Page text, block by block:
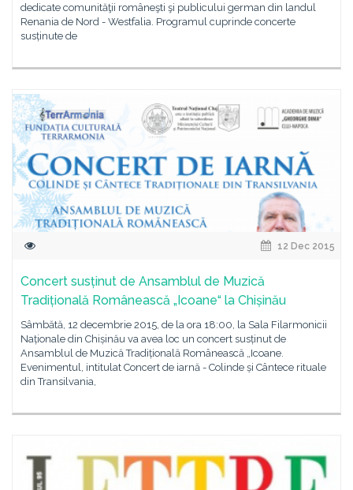
dedicate comunităţii româneşti şi publicului german din landul
Renania de Nord - Westfalia. Programul cuprinde concerte
susținute de
12 Dec 2015
Concert susținut de Ansamblul de Muzică
Tradițională Românească „Icoane“ la Chișinău
Sâmbătă, 12 decembrie 2015, de la ora 18:00, la Sala Filarmonicii
Naționale din Chișinău va avea loc un concert susținut de
Ansamblul de Muzică Tradițională Românească „Icoane.
Evenimentul, intitulat Concert de iarnă - Colinde și Cântece rituale
din Transilvania,